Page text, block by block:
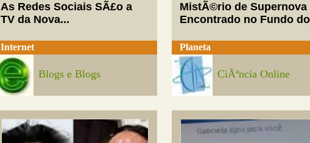
As Redes Sociais SÃ£o a
TV da Nova...
Internet
Blogs e Blogs
MistÃ©rio de Supernova
Encontrado no Fundo
Planeta
CiÃªncia Online